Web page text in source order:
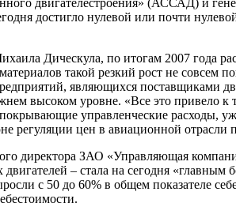
двигателестроения» (АССАД) и
достигло нулевой или почти
Дическула, по итогам 2007 года
такой резкий рост не совсем
являющихся поставщиками
высоком уровне. «Все это привело
управленческие расходы,
регуляции цен в авиационной отрасли
директора ЗАО «Управляющая
– стала на сегодня
с 50 до 60% в общем показателе